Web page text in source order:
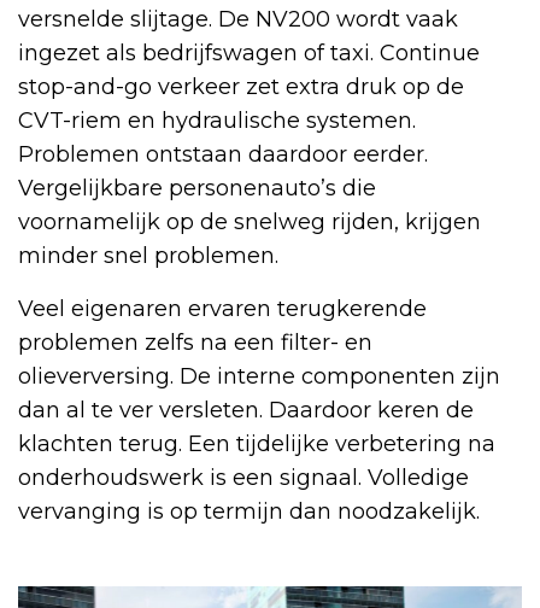
versnelde slijtage. De NV200 wordt vaak
ingezet als bedrijfswagen of taxi. Continue
stop-and-go verkeer zet extra druk op de
CVT-riem en hydraulische systemen.
Problemen ontstaan daardoor eerder.
Vergelijkbare personenauto’s die
voornamelijk op de snelweg rijden, krijgen
minder snel problemen.
Veel eigenaren ervaren terugkerende
problemen zelfs na een filter- en
olieverversing. De interne componenten zijn
dan al te ver versleten. Daardoor keren de
klachten terug. Een tijdelijke verbetering na
onderhoudswerk is een signaal. Volledige
vervanging is op termijn dan noodzakelijk.